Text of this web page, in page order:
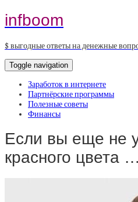
infboom
$ выгодные ответы на денежные
Toggle navigation
Заработок в интернете
Партнёрские программы
Полезные советы
Финансы
Если вы еще не
красного цвета …